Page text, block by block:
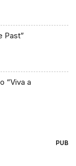
Past”
“Viva a
PUB